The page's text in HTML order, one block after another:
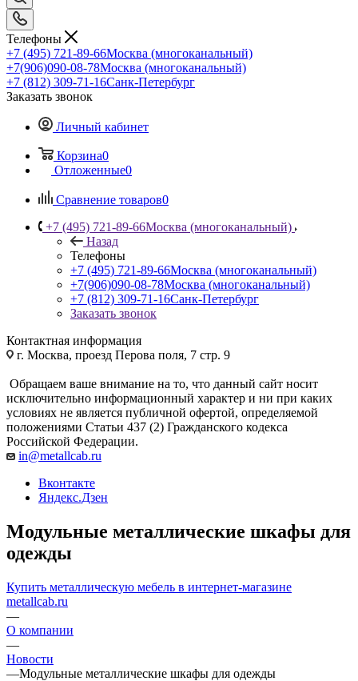
Телефоны
+7 (495) 721-89-66Москва (многоканальный)
+7(906)090-08-78Москва (многоканальный)
+7 (812) 309-71-16Санк-Петербург
Заказать звонок
Личный кабинет
Корзина0
Отложенные0
Сравнение товаров0
+7 (495) 721-89-66Москва (многоканальный)
Назад
Телефоны
+7 (495) 721-89-66Москва (многоканальный)
+7(906)090-08-78Москва (многоканальный)
+7 (812) 309-71-16Санк-Петербург
Заказать звонок
Контактная информация
г. Москва, проезд Перова поля, 7 стр. 9
Обращаем ваше внимание на то, что данный сайт носит
исключительно информационный характер и ни при каких
условиях не является публичной офертой, определяемой
положениями Статьи 437 (2) Гражданского кодекса
Российской Федерации.
in@metallcab.ru
Вконтакте
Яндекс.Дзен
Модульные металлические шкафы для
одежды
Купить металлическую мебель в интернет-магазине
metallcab.ru
—
О компании
—
Новости
—Модульные металлические шкафы для одежды